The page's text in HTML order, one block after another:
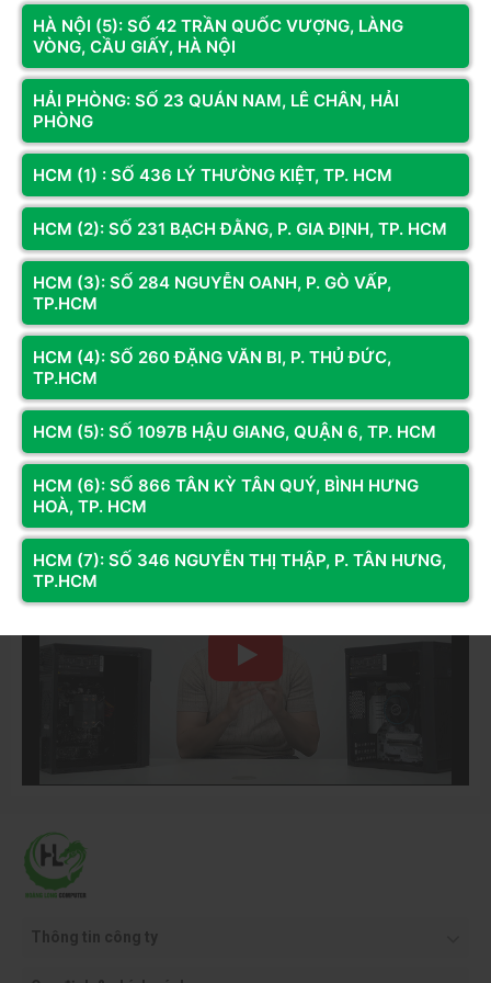
HỆ THỐNG CỬA HÀNG
CƠ SỞ
Địa chỉ:Số 74 Trần Phú, P. Hà
Đông, TP. Hà Nội
Hotline:
Bản đồ chỉ dẫn
CƠ SỞ 3
Địa chỉ:Số 330 Phạm Văn Đồng,
Đông Ngạc, Hà Nội
0374.120.130
Bản đồ chỉ dẫn
KÊNH THÔNG TIN
Fanpage
Youtube
Thông tin công ty
HÀ NỘI (5): SỐ 42 TRẦN QUỐC VƯỢNG, LÀNG
VÒNG, CẦU GIẤY, HÀ NỘI
HẢI PHÒNG: SỐ 23 QUÁN NAM, LÊ CHÂN, HẢI
PHÒNG
HCM (1) : SỐ 436 LÝ THƯỜNG KIỆT, TP. HCM
HCM (2): SỐ 231 BẠCH ĐẰNG, P. GIA ĐỊNH, TP. HCM
HCM (3): SỐ 284 NGUYỄN OANH, P. GÒ VẤP,
TP.HCM
HCM (4): SỐ 260 ĐẶNG VĂN BI, P. THỦ ĐỨC,
TP.HCM
HCM (5): SỐ 1097B HẬU GIANG, QUẬN 6, TP. HCM
HCM (6): SỐ 866 TÂN KỲ TÂN QUÝ, BÌNH HƯNG
HOÀ, TP. HCM
HCM (7): SỐ 346 NGUYỄN THỊ THẬP, P. TÂN HƯNG,
TP.HCM